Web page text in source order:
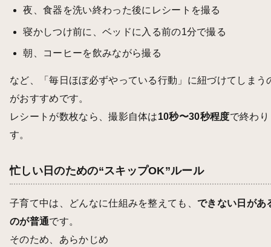
夜、食器を洗い終わった後にレシートを撮る
寝かしつけ前に、ベッドに入る前の1分で撮る
朝、コーヒーを飲みながら撮る
など、「毎日ほぼ必ずやっている行動」に紐づけてしまう
がおすすめです。
レシートが数枚なら、撮影自体は10秒〜30秒程度で終わ
す。
忙しい日のための“スキップOK”ルール
子育て中は、どんなに仕組みを整えても、できない日があ
のが普通です。
そのため、あらかじめ